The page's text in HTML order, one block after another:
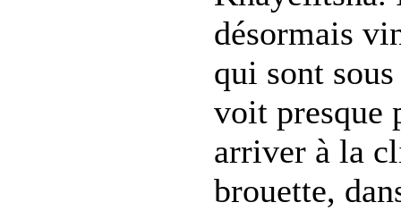
désormais
qui sont
voit presque
arriver à la
brouette,